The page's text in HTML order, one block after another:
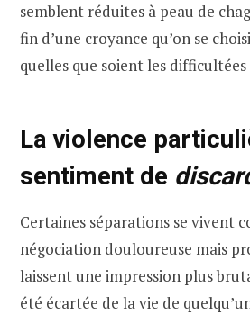
semblent réduites à peau de
fin d’une croyance qu’on se
quelles que soient les
La violence
sentiment de
Certaines séparations se vivent
négociation douloureuse mais
laissent une impression plus
été écartée de la vie de